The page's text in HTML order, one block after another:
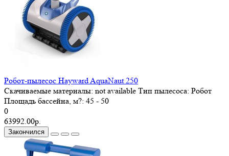
Робот-пылесос Hayward AquaNaut 250
Скачиваемые материалы: not available Тип пылесоса: Робот
Площадь бассейна, м?: 45 - 50
0
63992.00р.
Закончился